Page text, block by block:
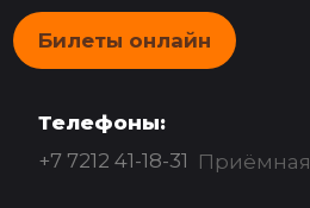
Билеты онлайн
Телефоны:
+7 7212 41-18-31 Приёмная